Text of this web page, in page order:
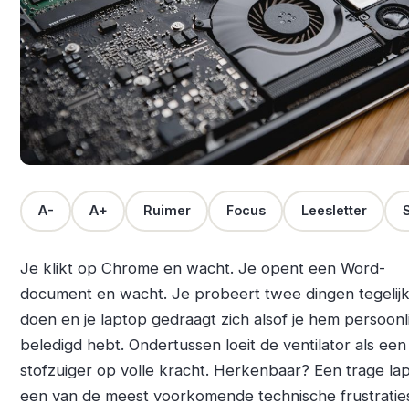
A- A+ Ruimer Focus Leesletter
Je klikt op Chrome en wacht. Je opent een Word-
document en wacht. Je probeert twee dingen
doen en je laptop gedraagt zich alsof je hem
beledigd hebt. Ondertussen loeit de ventilator als een
stofzuiger op volle kracht. Herkenbaar? Een trage
een van de meest voorkomende technische